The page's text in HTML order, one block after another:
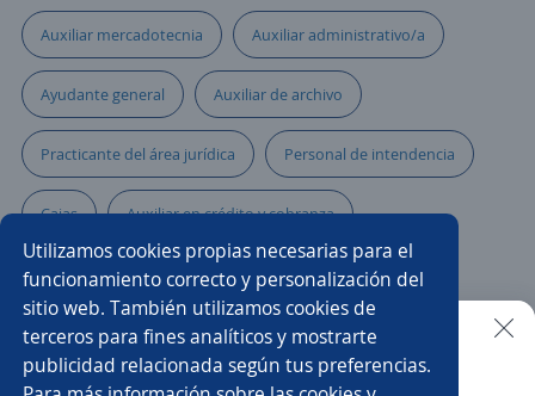
Utilizamos cookies propias necesarias para el
funcionamiento correcto y personalización del
sitio web. También utilizamos cookies de
terceros para fines analíticos y mostrarte
publicidad relacionada según tus preferencias.
Auxiliar mercadotecnia Auxiliar administrativo/a
Ayudante general Auxiliar de archivo
Practicante del área jurídica Personal de intendencia
Cajas Auxiliar en crédito y cobranza
Administrativo/a Asistente comercial
Auxiliar de reclutamiento y selección de personal
Buscar es más fácil en la app